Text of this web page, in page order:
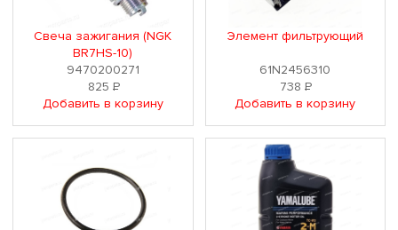
Свеча зажигания (NGK
BR7HS-10)
9470200271
825 Р
Добавить в корзину
Элемент фильтрующий
61N2456310
738Р
Добавить в корзину